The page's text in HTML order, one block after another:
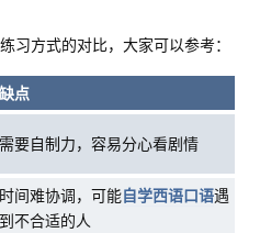
习方式的对比，大家可以参考：
缺点
需要自制力，容易分心看剧情
时间难协调，可能自学西语口语遇
到不合适的人